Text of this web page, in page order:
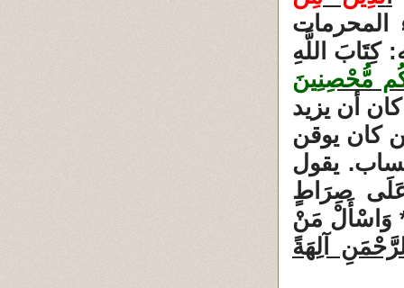
المحرمات
سبحانه: كِتَابَ اللَّهِ
مُّحْصِنِينَ
أن يزيد
كان يوقن
يقول
صِرَاطٍ
وَاسْأَلْ مَنْ
آلِهَةً